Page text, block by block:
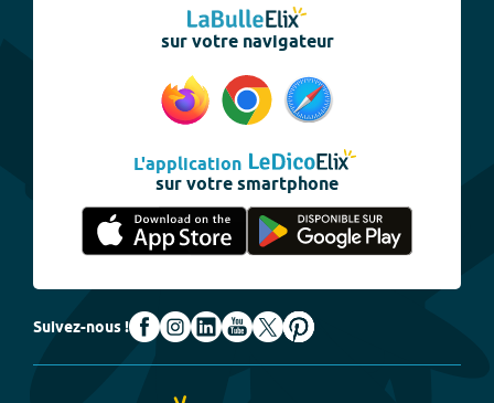
sur votre navigateur
L'application
sur votre smartphone
Suivez-nous !